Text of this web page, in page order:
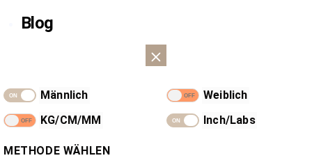
Blog
Männlich
Weiblich
KG/CM/MM
Inch/Labs
METHODE WÄHLEN